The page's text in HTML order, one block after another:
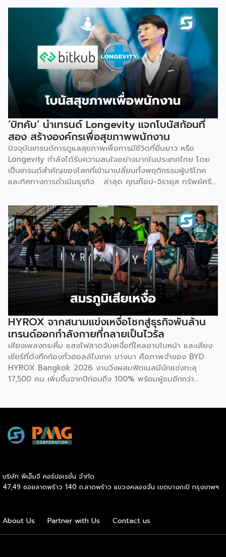
ธุรกิจใหม่ พร้อมทีมช่างที่คอยดูแลตรวจเช็กเครื่องมืออย่าง
สม่ำเสมอ ให้มั่นใจได้ว่าอุปกรณ์ทำงานอย่างมีประสิทธิภาพตลอด
อายุการใช้งาน เหมาะสำหรับคลินิกที่ต้องการสร้างรายได้เพิ่ม โดย
ไม่ต้องใช้เงินก้อนใหญ่ตั้งแต่วันแรก จุดเริ่มต้น มองเห็นกับดักที่
ทำให้อุตสาหกรรมสุขภาพ-ความงามไปไม่ถึงเป้าหมาย Givora
ไม่ได้เริ่มต้นจากการขายเครื่องมือเพียงอย่างเดียว แต่เกิดจากการ
มองเห็นว่าผู้ประกอบการจำนวนมากที่ตั้งใจอยากขยายธุรกิจสู่
Wellness กลับติดกับดักซ้ำ ๆ 3 เรื่องหลัก จนไปไม่ถึงเป้าหมาย
ที่วางไว้ ได้แก่ การไม่มีความรู้และขาดความเชี่ยวชาญเฉพาะด้าน
การไม่มีฐานลูกค้าเพราะการตลาดไม่ตรงกลุ่ม และการเริ่มต้นผิด
จุดทั้งเรื่องเครื่องมือ ระบบ และราคา Givora จึงออกแบบ
โซลูชันให้ครอบคลุมทั้งสามปัญหานี้ในคราวเดียวกัน แทนที่จะให้
คลินิกต้องแก้ปัญหาทีละเรื่องด้วยตัวเอง ด้านความรู้และความ
เชี่ยวชาญ — Givora มีทีมฝึกอบรมบุคลากรให้ได้มาตรฐาน
เดียวกัน พร้อมควบคุมคุณภาพและมาตรฐานการบริการตลอด
กระบวนการ เพื่อให้คลินิกพันธมิตรมั่นใจได้ว่าบุคลากรพร้อมให้
บริการอย่างถูกต้องตั้งแต่วันแรก ด้านฐานลูกค้าและการตลาด
ตลาดให้คลินิก แทนที่จะปล่อยให้แต่ละแห่งลองผิดลองถูกด้วยงบ
ประมาณตัวเอง […]
‘บิทคับ’ นำเทรนด์ Longevity แจกโบนัสก้อนที่
สอง สร้างองค์กรเพื่อสุขภาพพนักงาน
ปัจจุบันเทรนด์การดูแลสุขภาพเพื่อการมีชีวิตที่ยืนยาว หรือ
Longevity กำลังได้รับความสนใจอย่างมากในประเทศไทย โดย
เป็นเทรนด์สำคัญของโลกที่เข้ามาเปลี่ยนทั้งพฤติกรรมผู้บริโภค
และทิศทางการดำเนินธุรกิจ ล่าสุด คุณท๊อป-จิรายุส ทรัพย์ศรี
แคปปิตอล กรุ๊ป โฮลดิ้งส์ จำกัด หนึ่งในผู้บุกเบิกวงการนี้และผู้
ขยายธุรกิจสู่คอมมูนิตี้สุขภาพ “StayGold” ได้ประกาศนโยบาย
ใหม่ แจกโบนัสสุขภาพเป็นโบนัสก้อนที่สองเพิ่มเติมจากโบนัสปกติ
เพื่อสร้างแรงจูงใจให้พนักงานหันมาใส่ใจสุขภาพอย่างจริงจัง และ
ผลักดันบิทคับให้เป็นองค์กรยุคใหม่ที่ขับเคลื่อนด้วยคุณภาพควบคู่
ไปกับสุขภาวะที่ดี นโยบายดังกล่าวขับเคลื่อนผ่านโครงการ
“Bitkuber Longevity Journey Program” ซึ่งเปิดให้พนักงาน
เข้าร่วมตามความสมัครใจ โดยจะวัดผลจากการเปลี่ยนแปลง
สุขภาพเป็นรายบุคคลเปรียบเทียบช่วงต้นปีและปลายปี เปิดโอกาส
ให้ทุกคนมีสิทธิ์ได้รับโบนัสเท่าเทียมกัน ไม่ว่าจะเป็นกลุ่มผู้เริ่มต้นที่
พัฒนาสุขภาพให้ดีขึ้น หรือกลุ่มคนรักสุขภาพที่สามารถรักษา
มาตรฐานที่ดีไว้ได้ โดยเกณฑ์การประเมินจะมุ่งเน้นไปที่การป้องกัน
โรคในกลุ่มคนทำงานออฟฟิศ ครอบคลุม 3 ด้าน 6 ตัวชี้วัด ได้แก่
1.ด้านระบบเผาผลาญ ประเมินค่าสมดุลระหว่างไขมันสะสมกับไข
มันที่ช่วยทำความสะอาดหลอดเลือด (Triglyceride-to-HDL
ratio) ระดับไขมันที่เกาะตามอวัยวะภายในช่องท้อง (Visceral Fat
Rating) และวัดค่าคอเลสเตอรอลชนิดไขมันไม่ดี (LDL) 2.ด้าน
HYROX จากสนามแข่งเหงื่อโชกสู่ธุรกิจพันล้าน
เทรนด์ออกกำลังกายที่กลายเป็นไวรัล
เสียงเพลงกระหึ่ม แสงไฟสาดจับเหงื่อที่ไหลอาบใบหน้า และเสียง
เชียร์ที่ดังกึกก้องทั่วฮอลล์ไบเทค บางนา คือภาพจำของ BYD
HYROX Bangkok 2026 งานวิ่งผสมฟิตเนสมีนักแข่งทะลุ
17,500 คน เพิ่มขึ้นจากปีก่อนถึง 100% พร้อมผู้ชมอีกกว่า
แต่คือปรากฏการณ์ที่กำลังเปลี่ยนภูมิทัศน์ของอุตสาหกรรม
Wellness ทั่วโลก และกำลังสร้างโอกาสทางธุรกิจมหาศาลให้กับผู้
โอลิมปิก ซึ่งรูปแบบการแข่งขันจะเป็นมาตรฐานเดียวกันทั่วโลก
คือวิ่งสลับกับสถานีออกกำลังกาย 8 จุด ระยะทางรวม 8
บริษัท พีเอ็มจี คอร์ปอเรชั่น จำกัด
47,49 ซอยลาดพร้าว 140 ถ.ลาดพร้าว แขวงคลองจั่น เขตบางกะปิ กรุงเทพฯ
About Us Partner with Us Contact us